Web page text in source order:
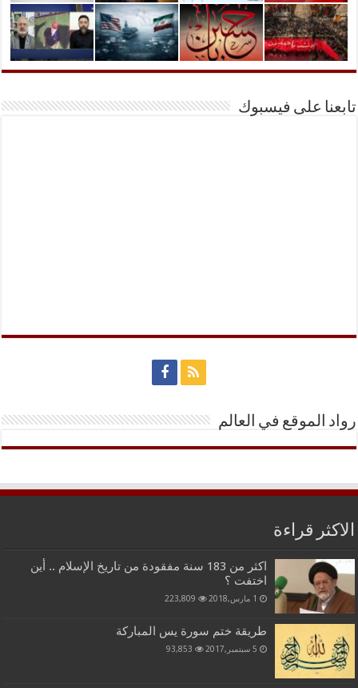
تابعنا على فيسبوك
رواد الموقع في العالم
الاكثر قراءة
اكثر من 183 سنة مفقودة من تاريخ الإسلام .. أين
اختفت ؟
1 مارس,2018 223,809
طريقة ختم سورة يس المباركة
5 سبتمبر,2017 93,853